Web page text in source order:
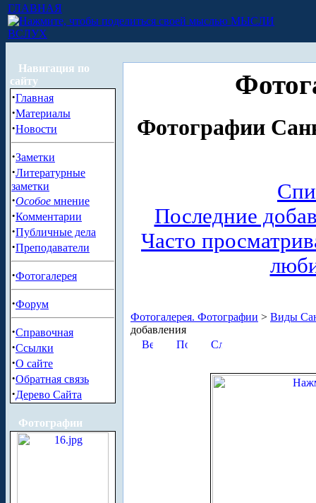
ГЛАВНАЯ
МЫСЛИ
ВСЛУХ
Навигация по
сайту
·Главная
·Материалы
·Новости
·Заметки
·Литературные
заметки
·Особое мнение
·Комментарии
·Публичные дела
·Преподаватели
·Фотогалерея
·Форум
·Справочная
·Ссылки
·О сайте
·Обратная связь
·Дерево Сайта
Фотографии
Фотографии
Последние
Часто
Фотогалерея. Фотографии > Виды
добавления